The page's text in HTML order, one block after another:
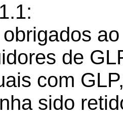
de
com
sido